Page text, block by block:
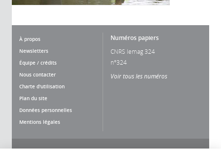
À propos
Newsletters
Équipe / crédits
Nous contacter
Charte d'utilisation
Plan du site
Données personnelles
Mentions légales
Numéros papiers
CNRS lemag 324
n°324
Voir tous les numéros